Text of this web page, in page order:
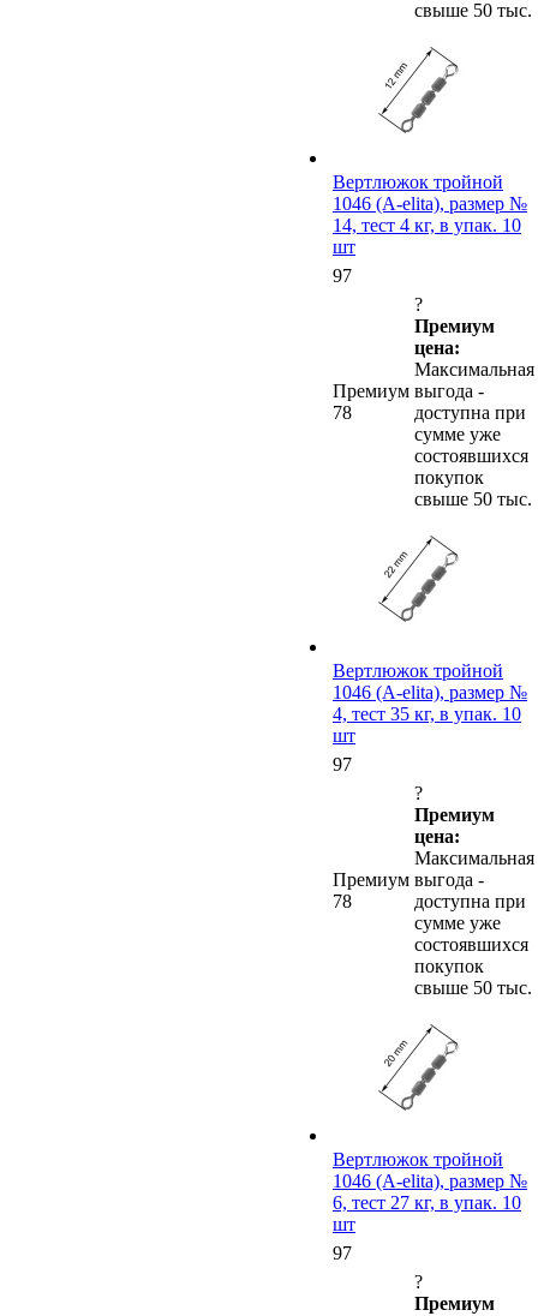
свыше 50 тыс.
Вертлюжок тройной
1046 (A-elita), размер №
14, тест 4 кг, в упак. 10
шт
97
Премиум
78
?
Премиум
цена:
Максимальная
выгода -
доступна при
сумме уже
состоявшихся
покупок
свыше 50 тыс.
Вертлюжок тройной
1046 (A-elita), размер №
4, тест 35 кг, в упак. 10
шт
97
Премиум
78
?
Премиум
цена:
Максимальная
выгода -
доступна при
сумме уже
состоявшихся
покупок
свыше 50 тыс.
Вертлюжок тройной
1046 (A-elita), размер №
6, тест 27 кг, в упак. 10
шт
97
?
Премиум